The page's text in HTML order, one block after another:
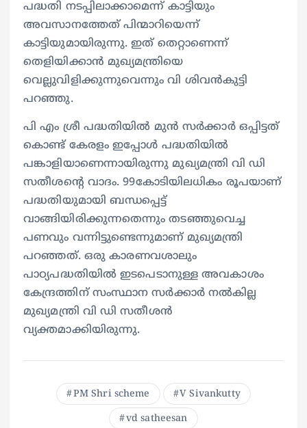
പദ്ധതി നടപ്പിലാക്കാമെന്ന് കാട്ടിയും
അവസാനത്തേത് പിന്മാറിയെന്ന്
കാട്ടിയുമായിരുന്നു. ഇത് തെറ്റാണെന്ന്
തെളിയിക്കാന്‍ മുഖ്യമന്ത്രിയെ
വെല്ലുവിളിക്കുന്നുവെന്നും വി ശിവന്‍കുട്ടി
പറഞ്ഞു.
പി എം ശ്രീ പദ്ധതിയില്‍ മുന്‍ സര്‍ക്കാര്‍ ഒപ്പിട്ടത്
കൊണ്ട് കേരളം ഇപ്പോള്‍ പദ്ധതിയില്‍
പങ്കാളിയാണെന്നായിരുന്നു മുഖ്യമന്ത്രി വി ഡി
സതീശന്റെ വാദം. 99കോടിയിലധികം രൂപയാണ്
പദ്ധതിയുമായി ബന്ധപ്പെട്ട്
വാങ്ങിയിരിക്കുന്നതെന്നും തടഞ്ഞുവെച്ച
പണവും വന്നിട്ടുണ്ടെന്നുമാണ് മുഖ്യമന്ത്രി
പറഞ്ഞത്. ഒരു കാരണവശാലും
പാഠ്യപദ്ധതിയില്‍ ഇടപെടാനുള്ള അവകാശം
കേന്ദ്രത്തിന് സംസ്ഥാന സര്‍ക്കാര്‍ നല്‍കില്ല
മുഖ്യമന്ത്രി വി ഡി സതീശന്‍
വ്യക്തമാക്കിയിരുന്നു.
PM Shri scheme V Sivankutty
vd satheesan